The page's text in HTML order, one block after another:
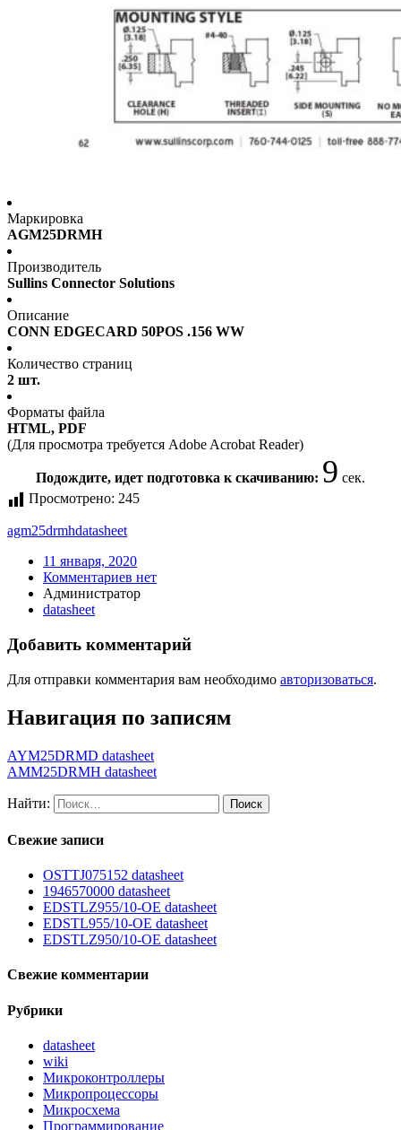
Маркировка
AGM25DRMH
Производитель
Sullins Connector Solutions
Описание
CONN EDGECARD 50POS .156 WW
Количество страниц
2 шт.
Форматы файла
HTML, PDF
(Для просмотра требуется Adobe Acrobat Reader)
Подождите, идет подготовка к скачиванию: 9 сек.
Просмотрено: 245
agm25drmhdatasheet
11 января, 2020
Комментариев нет
Администратор
datasheet
Добавить комментарий
Для отправки комментария вам необходимо авторизоваться.
Навигация по записям
AYM25DRMD datasheet
AMM25DRMH datasheet
Найти:
Свежие записи
OSTTJ075152 datasheet
1946570000 datasheet
EDSTLZ955/10-OE datasheet
EDSTL955/10-OE datasheet
EDSTLZ950/10-OE datasheet
Свежие комментарии
Рубрики
datasheet
wiki
Микроконтроллеры
Микропроцессоры
Микросхема
Программирование